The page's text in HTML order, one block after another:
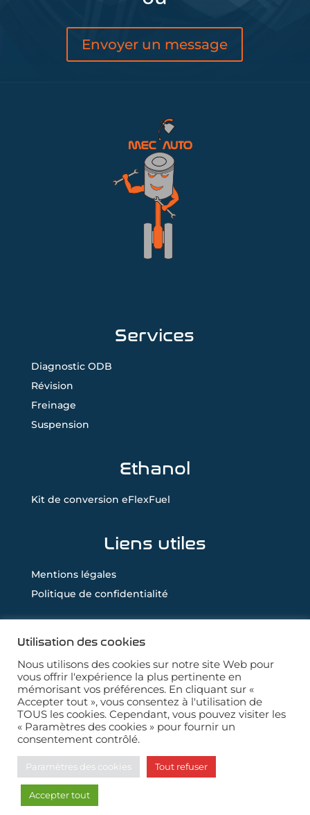
Envoyer un message
Services
Diagnostic ODB
Révision
Freinage
Suspension
Ethanol
Kit de conversion eFlexFuel
Liens utiles
Mentions légales
Politique de confidentialité
Ne vous rendez plus au garage, c’est le garage
qui vient à vous !

Développé par
Utilisation des cookies
Nous utilisons des cookies sur notre site Web pour
vous offrir l'expérience la plus pertinente en
mémorisant vos préférences. En cliquant sur «
Accepter tout », vous consentez à l'utilisation de
TOUS les cookies. Cependant, vous pouvez visiter les
« Paramètres des cookies » pour fournir un
consentement contrôlé.
Paramètres des cookies Tout refuser
Accepter tout